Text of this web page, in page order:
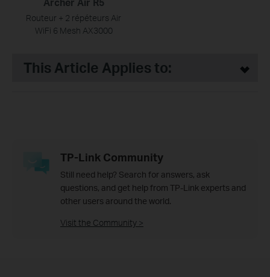
Routeur + 2 répéteurs Air
WiFi 6 Mesh AX3000
This Article Applies to:
TP-Link Community
Still need help? Search for answers, ask
questions, and get help from TP-Link experts and
other users around the world.
Visit the Community >